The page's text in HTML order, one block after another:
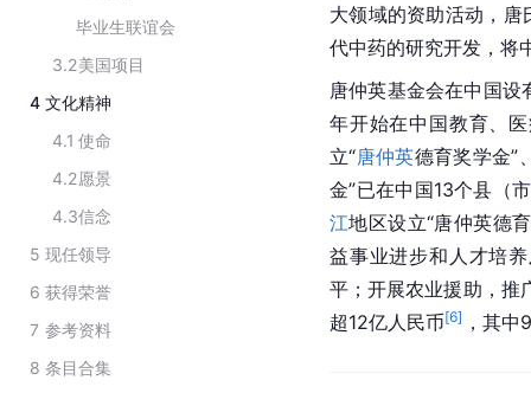
毕业生联谊会
3.2美国项目
4 文化精神
4.1 使命
4.2愿景
4.3信念
5 现任领导
6 获得荣誉
7 参考资料
8 条目合集
大领域的资助活动，
代中药的研究开发，将
唐仲英基金会在中国
年开始在中国教育、
立“唐仲英德育奖学金”
金”已在中国13个县（
江地区设立“唐仲英德
益事业进步和人才培
平；开展农业援助，推
超12亿人民币[6] ，其